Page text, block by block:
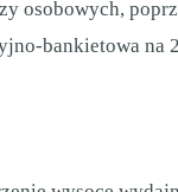
osobowych,
bankietowa na